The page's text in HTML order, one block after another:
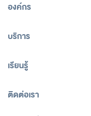
องค์กร
บริการ
เรียนรู้
ติดต่อเรา